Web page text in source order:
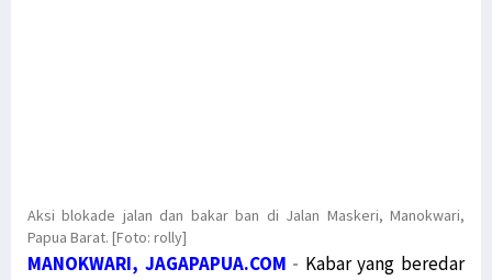
Aksi blokade jalan dan bakar ban di Jalan Maskeri, Manokwari,
Papua Barat. [Foto: rolly]
MANOKWARI, JAGAPAPUA.COM - Kabar yang beredar